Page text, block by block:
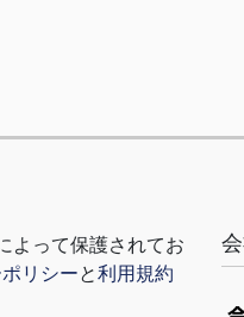
よって保護されてお
リシーと利用規約